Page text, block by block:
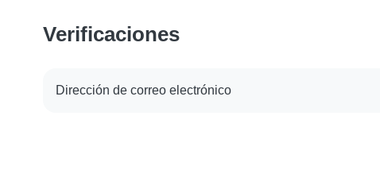
Verificaciones
Dirección de correo electrónico